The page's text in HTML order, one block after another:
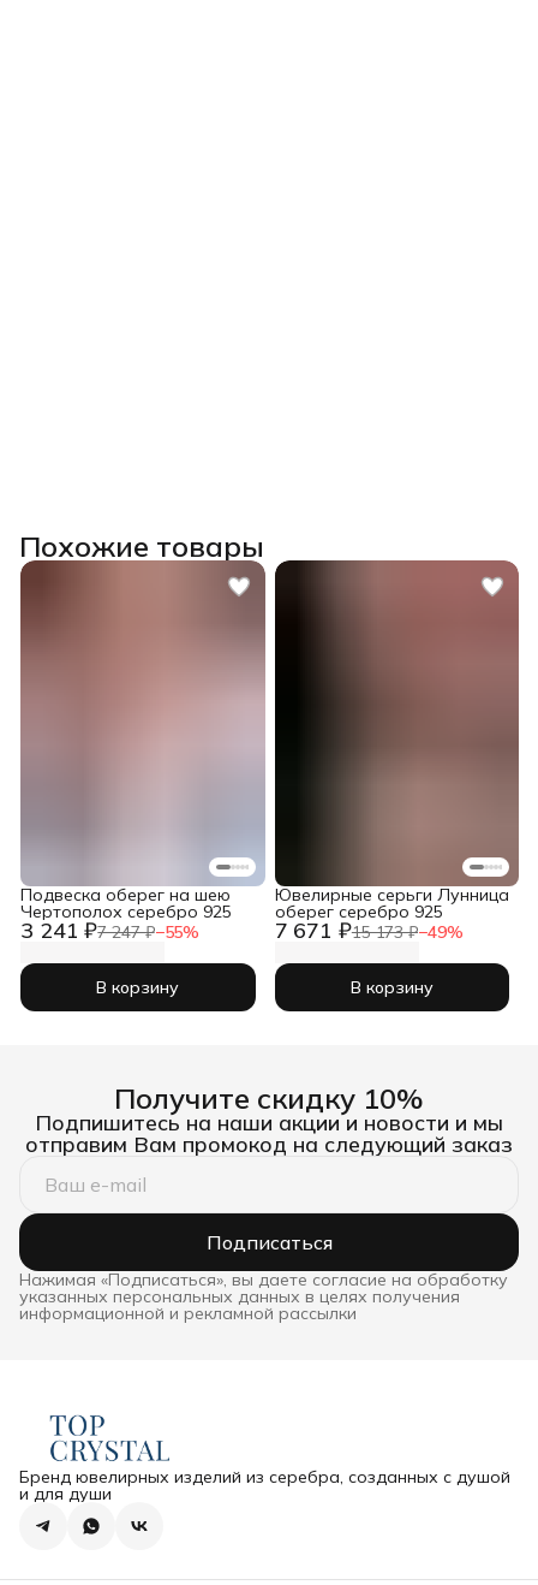
Похожие товары
3 241 ₽7 247 ₽−55%
Подвеска оберег на шею
Чертополох серебро 925
В корзину
7 671 ₽15 173 ₽−49%
Ювелирные серьги Лунница
оберег серебро 925
В корзину
Получите скидку 10%
Подпишитесь на наши акции и новости и мы
отправим Вам промокод на следующий заказ
Подписаться
Нажимая «Подписаться», вы даете согласие на обработку
указанных персональных данных в целях получения
информационной и рекламной рассылки
Бренд ювелирных изделий из серебра, созданных с душой
и для души